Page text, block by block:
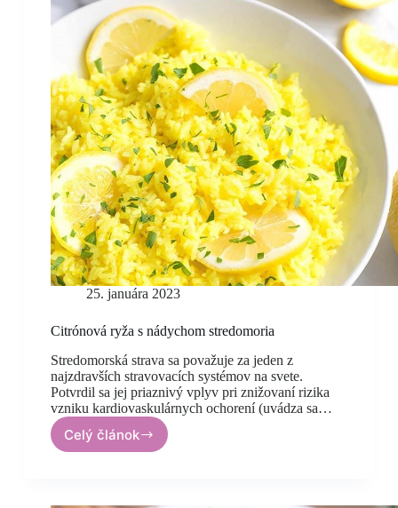
25. januára 2023
Citrónová ryža s nádychom stredomoria
Stredomorská strava sa považuje za jeden z
najzdravších stravovacích systémov na svete.
Potvrdil sa jej priaznivý vplyv pri znižovaní rizika
vzniku kardiovaskulárnych ochorení (uvádza sa…
Celý článokCitrónová